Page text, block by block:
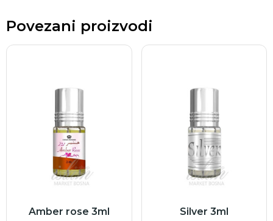
Povezani proizvodi
Amber rose 3ml Silver 3ml